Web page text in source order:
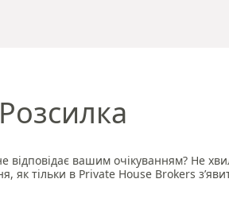
Розсилка
відповідає вашим очікуванням? Не
як тільки в Private House Brokers